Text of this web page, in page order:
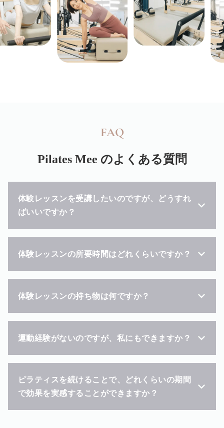
FAQ
Pilates Mee のよくある質問
体験レッスンを受講したいのですが、どうすれ
ばいいですか？
体験レッスンの所要時間はどれくらいですか？
体験レッスンの持ち物は何ですか？
運動経験がないのですが、私にもできますか？
ピラティスを続けることで、どれくらいの期間
で効果を実感することができますか？